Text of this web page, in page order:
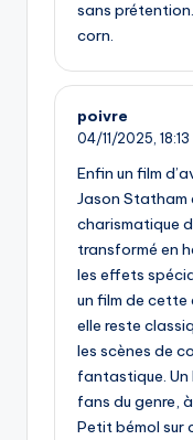
sans
corn.
poivre
04/11/2025, 18:13
Enfin un film
Jason Statham
charismatique
transformé en
les effets
un film de cette
elle reste
les scènes de
fantastique. Un
fans du genre,
Petit bémol sur